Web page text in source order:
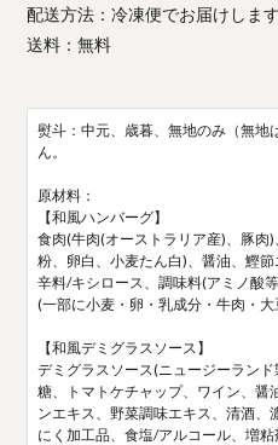
配送方法：冷凍便でお届けします
送料：無料
熨斗：中元、歳暮、無地のみ（無地
ん。
原材料：
【和風ハンバーグ】
食肉(牛肉(オーストラリア産)、豚肉
粉、卵白、小麦たん白)、醤油、鰹
辛料/キシロース、調味料(アミノ酸
(一部に小麦・卵・乳成分・牛肉・
【和風デミグラスソース】
デミグラスソース(ニュージーラン
糖、トマトケチャップ、ワイン、醤
ンエキス、野菜調味エキス、清酒、
にく加工品、食塩/アルコール、増